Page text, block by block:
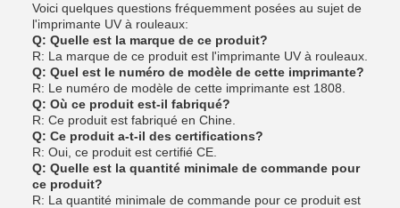
Voici quelques questions fréquemment posées au sujet de
l'imprimante UV à rouleaux:
Q: Quelle est la marque de ce produit?
R: La marque de ce produit est l'imprimante UV à rouleaux.
Q: Quel est le numéro de modèle de cette imprimante?
R: Le numéro de modèle de cette imprimante est 1808.
Q: Où ce produit est-il fabriqué?
R: Ce produit est fabriqué en Chine.
Q: Ce produit a-t-il des certifications?
R: Oui, ce produit est certifié CE.
Q: Quelle est la quantité minimale de commande pour
ce produit?
R: La quantité minimale de commande pour ce produit est